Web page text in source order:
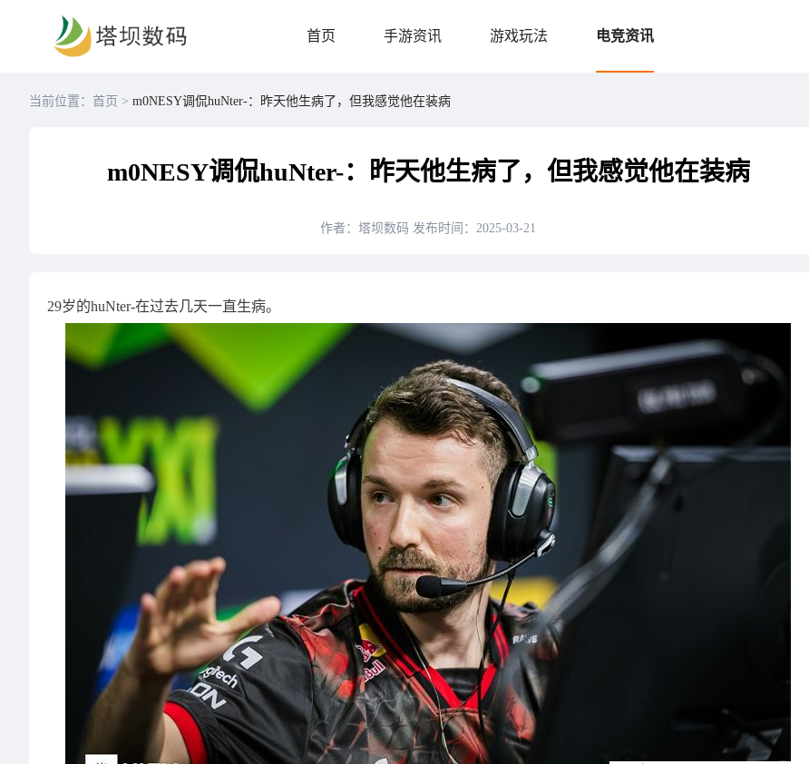
首页 手游资讯 游戏玩法 电竞资讯
当前位置：首页 > m0NESY调侃huNter-：昨天他生病了，但我感觉他在装病
m0NESY调侃huNter-：昨天他生病了，但我感觉他在装病
作者：塔坝数码 发布时间：2025-03-21
29岁的huNter-在过去几天一直生病。